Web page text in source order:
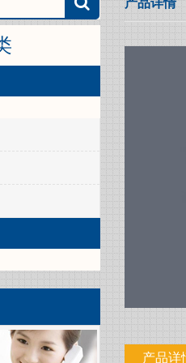
产品详情
产品详